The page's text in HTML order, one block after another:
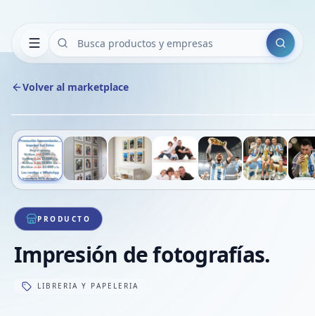
Buscar
Volver al marketplace
1/11
PRODUCTO
Impresión de fotografías.
LIBRERIA Y PAPELERIA